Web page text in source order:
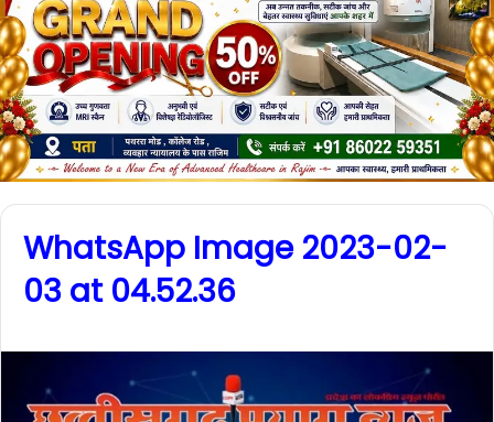
WhatsApp Image 2023-02-
03 at 04.52.36